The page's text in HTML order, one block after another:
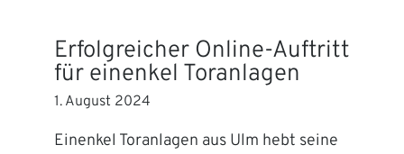
Erfolgreicher Online-Auftritt
für einenkel Toranlagen
1. August 2024
Einenkel Toranlagen aus Ulm hebt seine